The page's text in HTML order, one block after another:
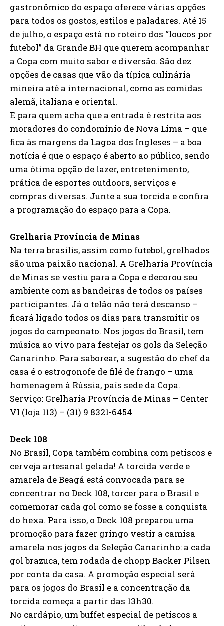
gastronômico do espaço oferece várias opções
para todos os gostos, estilos e paladares. Até 15
de julho, o espaço está no roteiro dos “loucos por
futebol” da Grande BH que querem acompanhar
a Copa com muito sabor e diversão. São dez
opções de casas que vão da típica culinária
mineira até a internacional, como as comidas
alemã, italiana e oriental.
E para quem acha que a entrada é restrita aos
moradores do condomínio de Nova Lima – que
fica às margens da Lagoa dos Ingleses – a boa
notícia é que o espaço é aberto ao público, sendo
uma ótima opção de lazer, entretenimento,
prática de esportes outdoors, serviços e
compras diversas. Junte a sua torcida e confira
a programação do espaço para a Copa.
Grelharia Província de Minas
Na terra brasilis, assim como futebol, grelhados
são uma paixão nacional. A Grelharia Província
de Minas se vestiu para a Copa e decorou seu
ambiente com as bandeiras de todos os países
participantes. Já o telão não terá descanso –
ficará ligado todos os dias para transmitir os
jogos do campeonato. Nos jogos do Brasil, tem
música ao vivo para festejar os gols da Seleção
Canarinho. Para saborear, a sugestão do chef da
casa é o estrogonofe de filé de frango – uma
homenagem à Rússia, país sede da Copa.
Serviço: Grelharia Província de Minas – Center
VI (loja 113) – (31) 9 8321-6454
Deck 108
No Brasil, Copa também combina com petiscos e
cerveja artesanal gelada! A torcida verde e
amarela de Beagá está convocada para se
concentrar no Deck 108, torcer para o Brasil e
comemorar cada gol como se fosse a conquista
do hexa. Para isso, o Deck 108 preparou uma
promoção para fazer gringo vestir a camisa
amarela nos jogos da Seleção Canarinho: a cada
gol brazuca, tem rodada de chopp Backer Pilsen
por conta da casa. A promoção especial será
para os jogos do Brasil e a concentração da
torcida começa a partir das 13h30.
No cardápio, um buffet especial de petiscos a